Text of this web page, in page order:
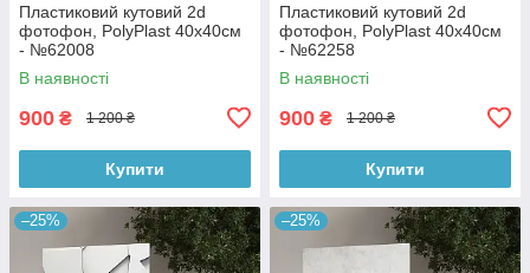
Пластиковий кутовий 2d
фотофон, PolyPlast 40x40см
- №62008
В наявності
900 ₴ 1 200 ₴
Купити
Пластиковий кутовий 2d
фотофон, PolyPlast 40x40см
- №62258
В наявності
900 ₴ 1 200 ₴
Купити
–25% –25%